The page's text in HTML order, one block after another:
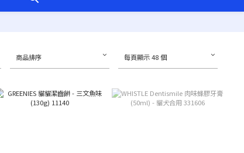
商品排序 每頁顯示 48 個